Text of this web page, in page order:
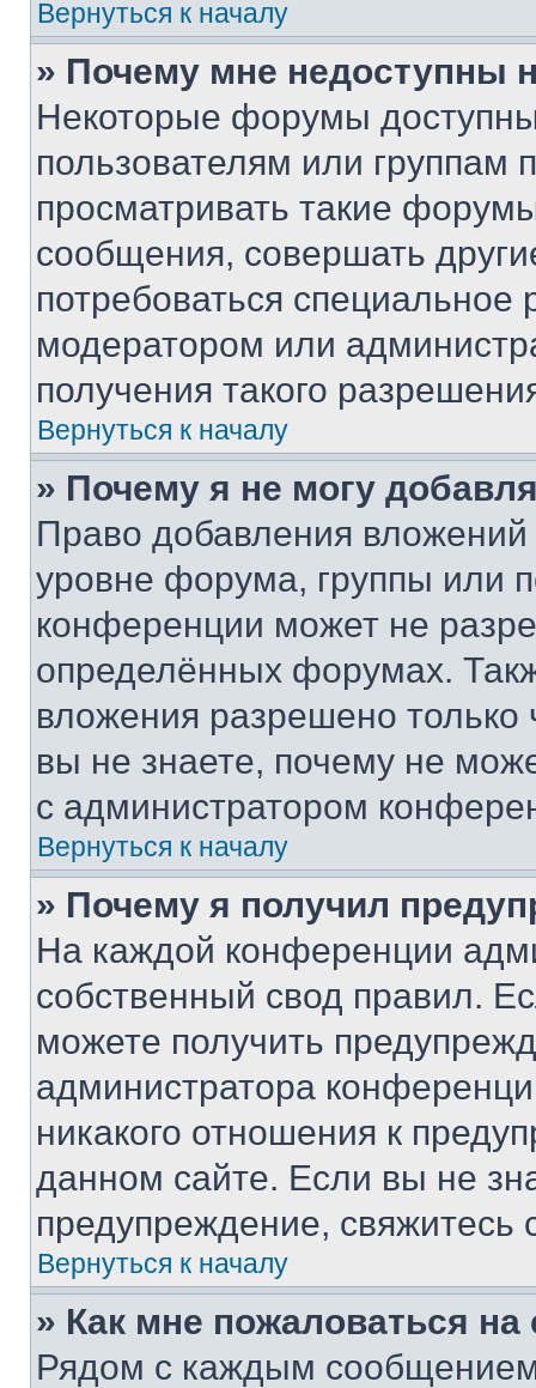
Вернуться к началу
» Почему мне недоступны
Некоторые форумы
пользователям или группам
просматривать такие
сообщения, совершать
потребоваться
модератором или
получения такого
Вернуться к началу
» Почему я не могу
Право добавления
уровне форума, группы или
конференции может не
определённых форумах.
вложения разрешено
вы не знаете, почему не
с администратором
Вернуться к началу
» Почему я получил
На каждой конференции
собственный свод правил.
можете получить
администратора
никакого отношения к
данном сайте. Если вы не
предупреждение,
Вернуться к началу
» Как мне пожаловаться
Рядом с каждым сообщением